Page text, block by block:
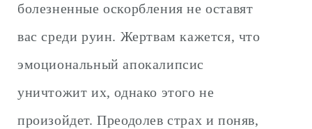
болезненные оскорбления не оставят
вас среди руин. Жертвам кажется, что
эмоциональный апокалипсис
уничтожит их, однако этого не
произойдет. Преодолев страх и поняв,